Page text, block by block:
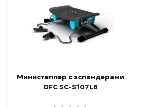
Министеппер с эспандерами
DFC SC-S107LB